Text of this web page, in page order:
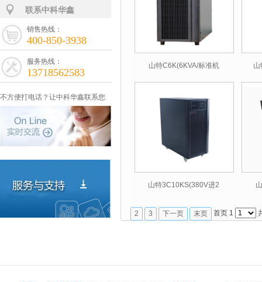
联系中科华鑫
销售热线：
400-850-3938
服务热线：
13718562583
不方便打电话？让中科华鑫联系您
山特C6K(6KVA/标准机 山
山特3C10KS(380V进2
首页 1
2 3 下一页 末页